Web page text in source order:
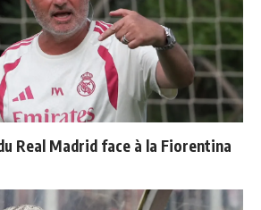
Real Madrid face à la Fiorentina